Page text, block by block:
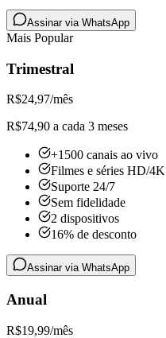
Assinar via WhatsApp
Mais Popular
Trimestral
R$24,97/mês
R$74,90 a cada 3 meses
+1500 canais ao vivo
Filmes e séries HD/4K
Suporte 24/7
Sem fidelidade
2 dispositivos
16% de desconto
Assinar via WhatsApp
Anual
R$19,99/mês